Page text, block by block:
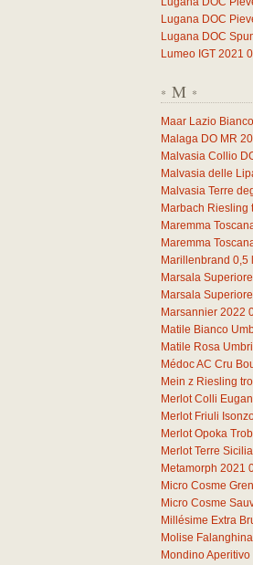
Lugana DOC
Lugana DOC
Lumeo IGT 2021
* M *
Maar Lazio
Malaga DO MR
Malvasia Collio
Malvasia delle
Malvasia Terre
Marbach Riesling
Maremma
Maremma
Marillenbrand 0,5
Marsala
Marsala
Marsannier 2022
Matile Bianco
Matile Rosa
Médoc AC Cru
Mein z Riesling
Merlot Colli
Merlot Friuli
Merlot Opoka
Merlot Terre
Metamorph 2021
Micro Cosme
Micro Cosme
Millésime Extra
Molise
Mondino Aperitivo